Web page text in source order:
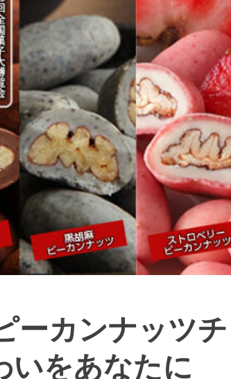
ーカンナッツチ
いをあなたに